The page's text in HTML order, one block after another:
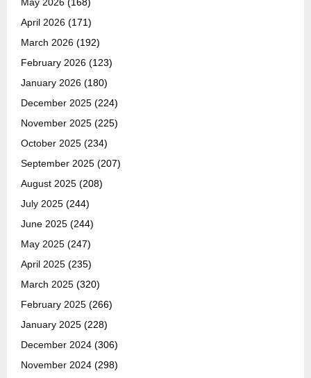
April 2026 (171)
March 2026 (192)
February 2026 (123)
January 2026 (180)
December 2025 (224)
November 2025 (225)
October 2025 (234)
September 2025 (207)
August 2025 (208)
July 2025 (244)
June 2025 (244)
May 2025 (247)
April 2025 (235)
March 2025 (320)
February 2025 (266)
January 2025 (228)
December 2024 (306)
November 2024 (298)